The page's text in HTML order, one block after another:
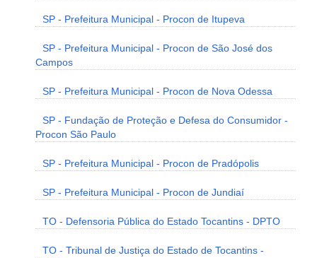
SP - Prefeitura Municipal - Procon de Itupeva
SP - Prefeitura Municipal - Procon de São José dos
Campos
SP - Prefeitura Municipal - Procon de Nova Odessa
SP - Fundação de Proteção e Defesa do Consumidor -
Procon São Paulo
SP - Prefeitura Municipal - Procon de Pradópolis
SP - Prefeitura Municipal - Procon de Jundiaí
TO - Defensoria Pública do Estado Tocantins - DPTO
TO - Tribunal de Justiça do Estado de Tocantins -